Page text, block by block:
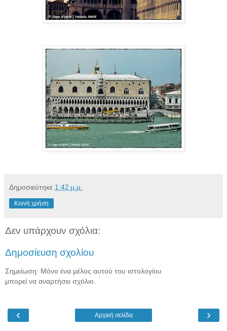
Δημοσιεύτηκε 1:42 μ.μ.
Κοινή χρήση
Δεν υπάρχουν σχόλια:
Δημοσίευση σχολίου
Σημείωση: Μόνο ένα μέλος αυτού του ιστολογίου
μπορεί να αναρτήσει σχόλιο.
‹ ›
Αρχική σελίδα